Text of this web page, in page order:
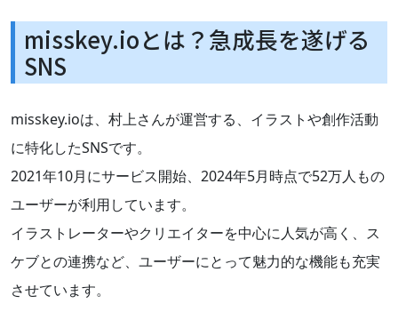
misskey.ioとは？急成長を遂げる
SNS
misskey.ioは、村上さんが運営する、イラストや創作活動
に特化したSNSです。
2021年10月にサービス開始、2024年5月時点で52万人もの
ユーザーが利用しています。
イラストレーターやクリエイターを中心に人気が高く、ス
ケブとの連携など、ユーザーにとって魅力的な機能も充実
させています。